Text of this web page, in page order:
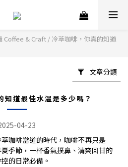
Coffee & Craft / 冷萃咖啡，你真的知道
文章分類
知道最佳水溫是多少嗎？
04-23
咖啡當道的時代，咖啡不再只是
夏季節，一杯香氣撲鼻、清爽回甘的
的日常必備。